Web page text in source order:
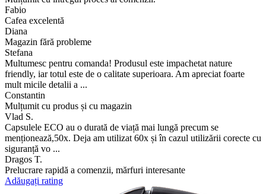
Fabio
Cafea excelentă
Diana
Magazin fără probleme
Stefana
Multumesc pentru comanda! Produsul este impachetat nature
friendly, iar totul este de o calitate superioara. Am apreciat foarte
mult micile detalii a ...
Constantin
Mulțumit cu produs și cu magazin
Vlad S.
Capsulele ECO au o durată de viață mai lungă precum se
menționează,50x. Deja am utilizat 60x și în cazul utilizării corecte cu
siguranță vo ...
Dragos T.
Prelucrare rapidă a comenzii, mărfuri interesante
Adăugați rating